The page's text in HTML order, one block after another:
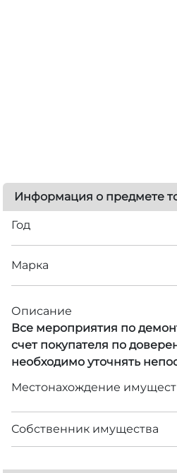
Информация о предмете
Год
Марка
Описание
Все мероприятия по
счет покупателя по
необходимо уточнять
Местонахождение
Собственник имущества